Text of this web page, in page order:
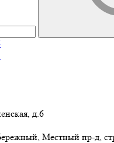
д.6
Местный пр-д,